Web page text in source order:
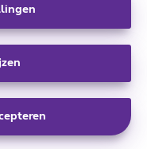
conform het